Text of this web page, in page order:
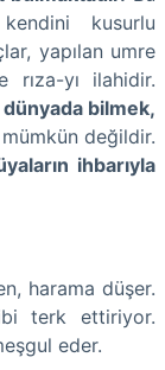
kusurlu
yapılan umre
yı ilahidir.
bilmek,
değildir.
ihbarıyla
harama düşer.
terk ettiriyor.
eder.